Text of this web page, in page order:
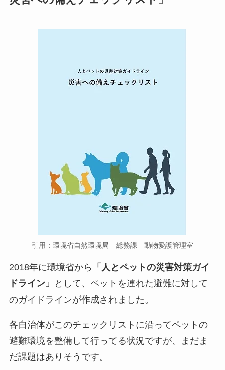
引用：環境省自然環境局 総務課 動物愛護管理室
2018年に環境省から
「人とペットの災害対策ガイ
ドライン」
として、ペットを連れた避難に対して
のガイドラインが作成されました。
各自治体がこのチェックリストに沿ってペットの
避難環境を整備して行ってる状況ですが、まだま
だ課題はありそうです。